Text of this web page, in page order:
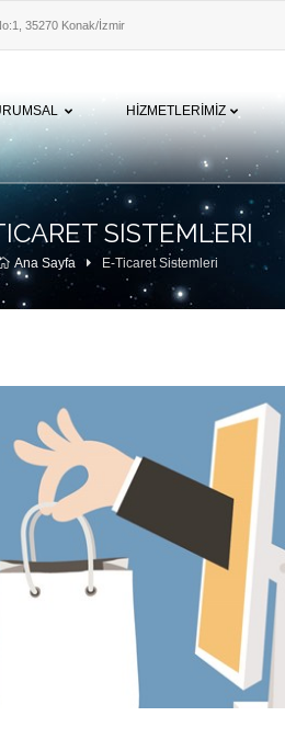
35270 Konak/İzmir
HİZMETLERİMİZ
SISTEMLERI
Ana Sayfa E-Ticaret Sistemleri